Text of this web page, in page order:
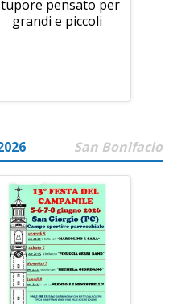
pensato per
grandi e piccoli
San Bonifacio